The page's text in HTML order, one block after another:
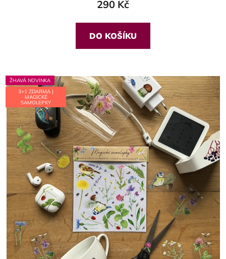
je
5,0
z
5
290 Kč
DO KOŠÍKU
ŽHAVÁ NOVINKA
3+1 ZDARMA |
MAGICKÉ
SAMOLEPKY